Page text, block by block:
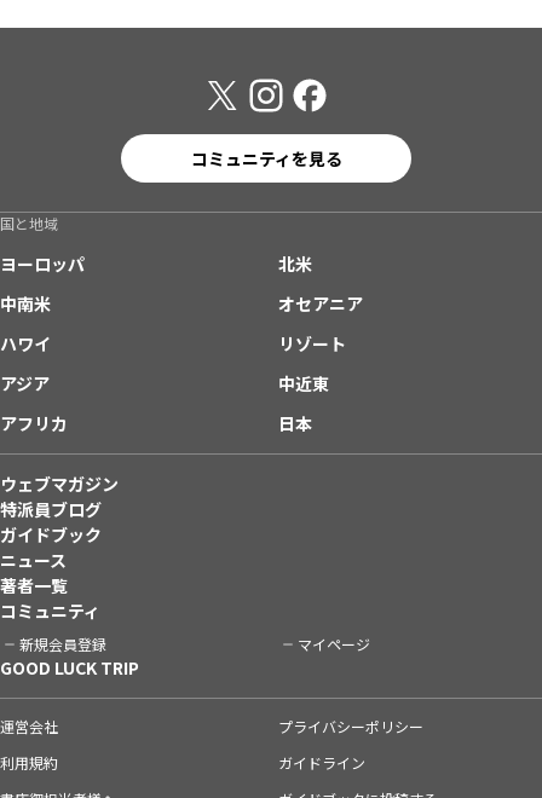
コミュニティを見る
国と地域
ヨーロッパ
北米
中南米
オセアニア
ハワイ
リゾート
アジア
中近東
アフリカ
日本
ウェブマガジン
特派員ブログ
ガイドブック
ニュース
著者一覧
コミュニティ
新規会員登録 マイページ
GOOD LUCK TRIP
運営会社
プライバシーポリシー
利用規約
ガイドライン